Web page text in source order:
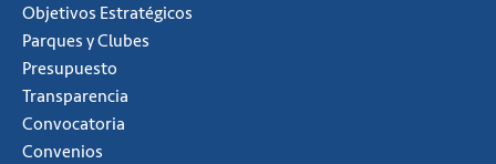
Objetivos Estratégicos
Parques y Clubes
Presupuesto
Transparencia
Convocatoria
Convenios